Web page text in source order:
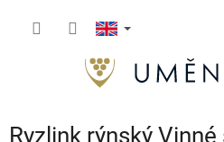
Ryzlink rýnský